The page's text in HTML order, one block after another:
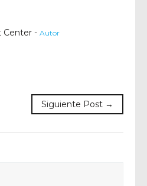
Center - Autor
Siguiente Post →